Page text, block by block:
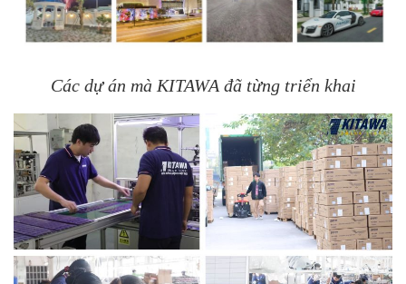
Các dự án mà KITAWA đã từng triển khai